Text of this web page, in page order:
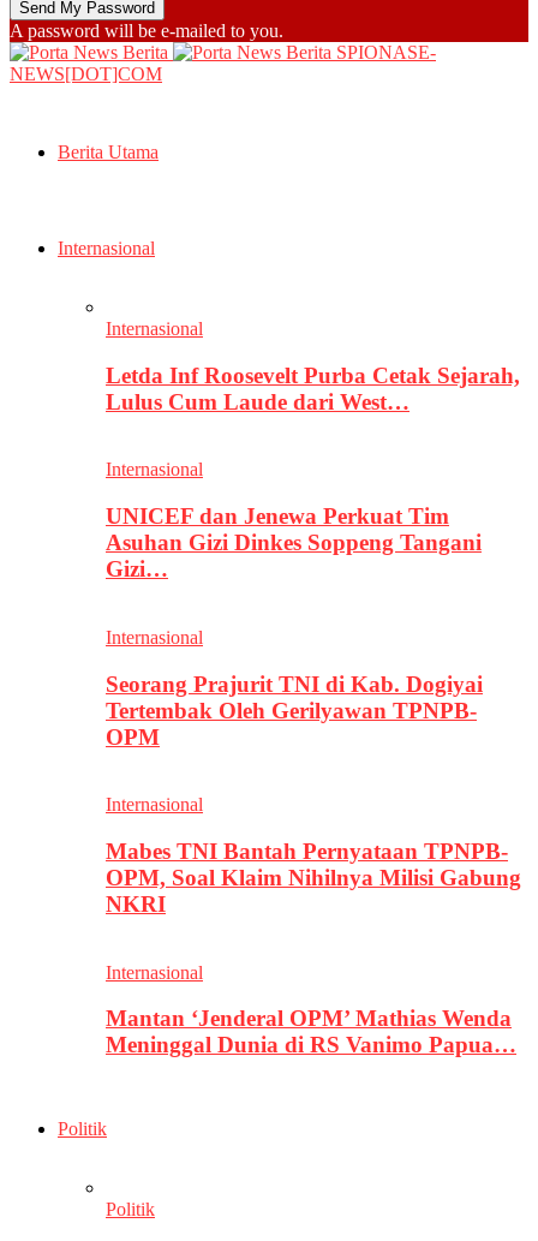
A password will be e-mailed to you.
SPIONASE-
NEWS[DOT]COM
Berita Utama
Internasional
Internasional
Letda Inf Roosevelt Purba Cetak Sejarah,
Lulus Cum Laude dari West…
Internasional
UNICEF dan Jenewa Perkuat Tim
Asuhan Gizi Dinkes Soppeng Tangani
Gizi…
Internasional
Seorang Prajurit TNI di Kab. Dogiyai
Tertembak Oleh Gerilyawan TPNPB-
OPM
Internasional
Mabes TNI Bantah Pernyataan TPNPB-
OPM, Soal Klaim Nihilnya Milisi Gabung
NKRI
Internasional
Mantan ‘Jenderal OPM’ Mathias Wenda
Meninggal Dunia di RS Vanimo Papua…
Politik
Politik